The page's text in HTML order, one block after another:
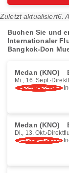
Zuletzt aktualisiert6.
Buchen Sie und
Internationaler
Bangkok-Don
Medan (KNO)
Mi., 16. Sept.
Medan (KNO)
Di., 13. Okt.